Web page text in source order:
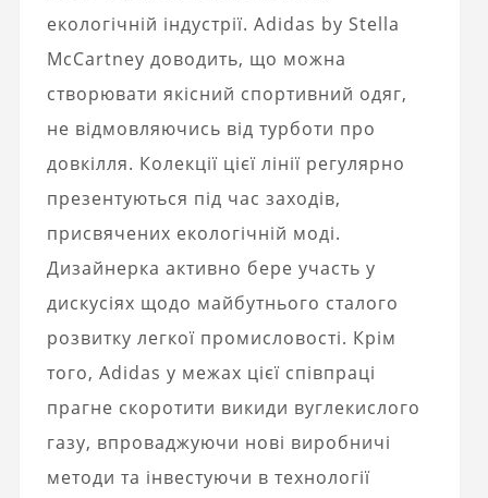
екологічній індустрії. Adidas by Stella
McCartney доводить, що можна
створювати якісний спортивний одяг,
не відмовляючись від турботи про
довкілля. Колекції цієї лінії регулярно
презентуються під час заходів,
присвячених екологічній моді.
Дизайнерка активно бере участь у
дискусіях щодо майбутнього сталого
розвитку легкої промисловості. Крім
того, Adidas у межах цієї співпраці
прагне скоротити викиди вуглекислого
газу, впроваджуючи нові виробничі
методи та інвестуючи в технології